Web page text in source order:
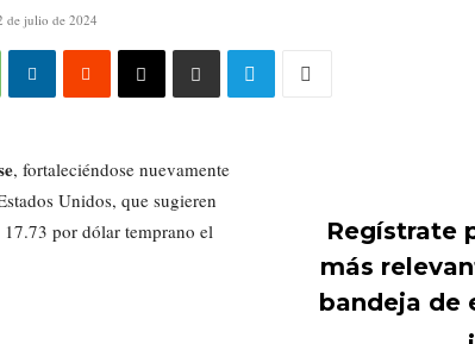
de julio de 2024
, fortaleciéndose nuevamente
Unidos, que sugieren
17.73 por dólar temprano el
Regístrate
más
bandeja de